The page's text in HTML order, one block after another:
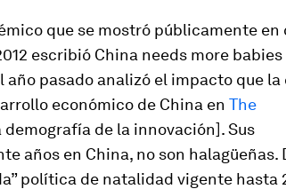
que se mostró públicamente en
escribió China needs more babies
año pasado analizó el impacto que la
económico de China en The
demografía de la innovación]. Sus
años en China, no son halagüeñas.
política de natalidad vigente hasta